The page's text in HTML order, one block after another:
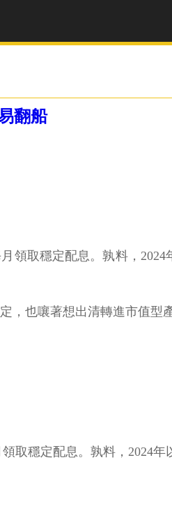
翻船
領取穩定配息。孰料，2024
，也嚷著想出清轉進市值型
取穩定配息。孰料，2024年